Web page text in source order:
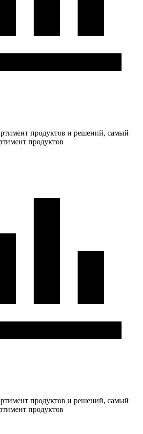
продуктов и решений, самый
продуктов
продуктов и решений, самый
продуктов